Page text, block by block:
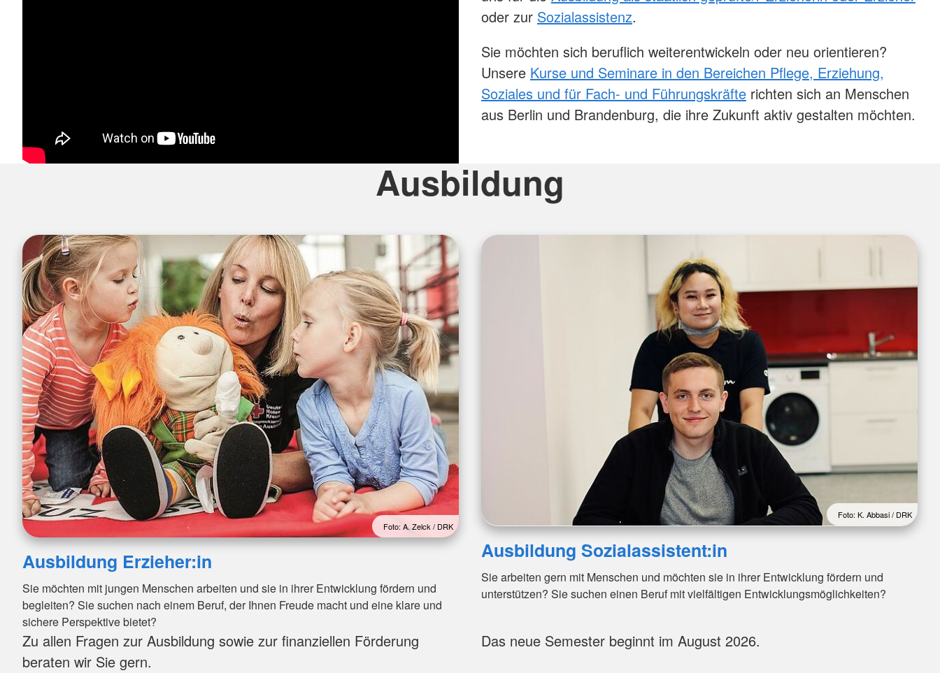
oder zur Sozialassistenz.
Sie möchten sich beruflich weiterentwickeln oder neu orientieren?
Unsere Kurse und Seminare in den Bereichen Pflege, Erziehung,
Soziales und für Fach- und Führungskräfte richten sich an Menschen
aus Berlin und Brandenburg, die ihre Zukunft aktiv gestalten möchten.
Ausbildung
Foto: A. Zelck / DRK
Ausbildung Erzieher:in
Sie möchten mit jungen Menschen arbeiten und sie in ihrer Entwicklung fördern und
begleiten? Sie suchen nach einem Beruf, der Ihnen Freude macht und eine klare und
sichere Perspektive bietet?
Foto: K. Abbasi / DRK
Ausbildung Sozialassistent:in
Sie arbeiten gern mit Menschen und möchten sie in ihrer Entwicklung fördern und
unterstützen? Sie suchen einen Beruf mit vielfältigen Entwicklungsmöglichkeiten?
Zu allen Fragen zur Ausbildung sowie zur finanziellen Förderung
beraten wir Sie gern.
Das neue Semester beginnt im August 2026.